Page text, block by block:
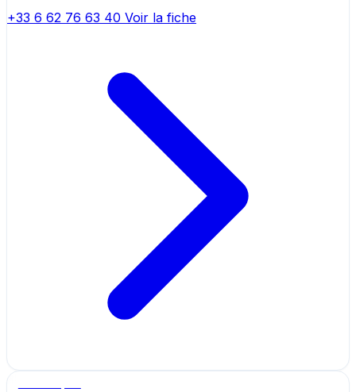
+33 6 62 76 63 40 Voir la fiche